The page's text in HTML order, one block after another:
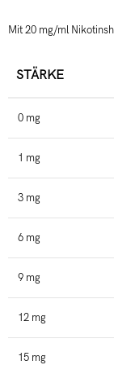
Mit 20 mg/ml
STÄRKE
0 mg
1 mg
3 mg
6 mg
9 mg
12 mg
15 mg